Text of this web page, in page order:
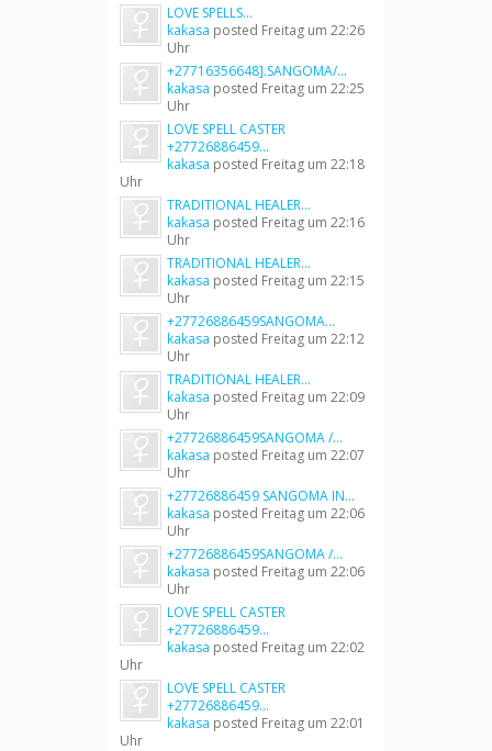
LOVE SPELLS...
kakasa posted Freitag um 22:26
Uhr
+27716356648].SANGOMA/...
kakasa posted Freitag um 22:25
Uhr
LOVE SPELL CASTER
+27726886459...
kakasa posted Freitag um 22:18
Uhr
TRADITIONAL HEALER...
kakasa posted Freitag um 22:16
Uhr
TRADITIONAL HEALER...
kakasa posted Freitag um 22:15
Uhr
+27726886459SANGOMA...
kakasa posted Freitag um 22:12
Uhr
TRADITIONAL HEALER...
kakasa posted Freitag um 22:09
Uhr
+27726886459SANGOMA /...
kakasa posted Freitag um 22:07
Uhr
+27726886459 SANGOMA IN...
kakasa posted Freitag um 22:06
Uhr
+27726886459SANGOMA /...
kakasa posted Freitag um 22:06
Uhr
LOVE SPELL CASTER
+27726886459...
kakasa posted Freitag um 22:02
Uhr
LOVE SPELL CASTER
+27726886459...
kakasa posted Freitag um 22:01
Uhr